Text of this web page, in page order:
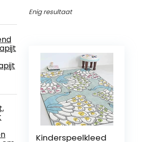
Enig resultaat
Kinderspeelkleed